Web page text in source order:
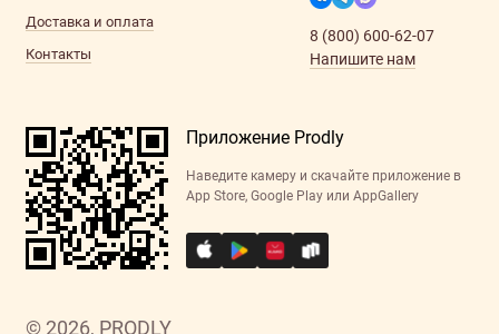
© 2026, PRODLY
Доставка и оплата
Контакты
8 (800) 600-62-07
Напишите нам
Приложение Prodly
Наведите камеру и скачайте приложение в
App Store, Google Play или AppGallery